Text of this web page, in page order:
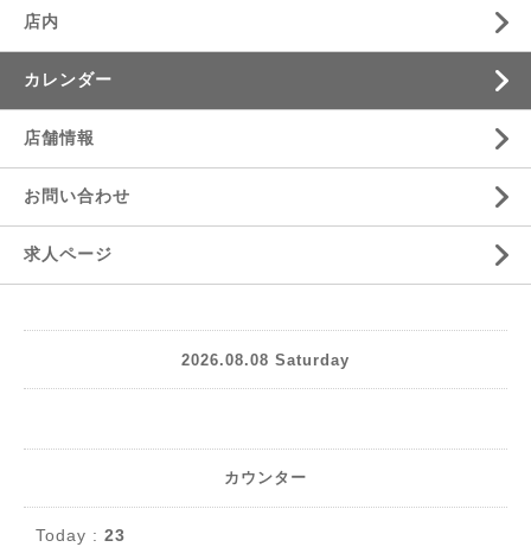
店内
カレンダー
店舗情報
お問い合わせ
求人ページ
2026.08.08 Saturday
カウンター
Today : 23